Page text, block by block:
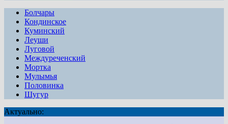
Болчары
Кондинское
Куминский
Леуши
Луговой
Междуреченский
Мортка
Мулымья
Половинка
Шугур
Актуально: